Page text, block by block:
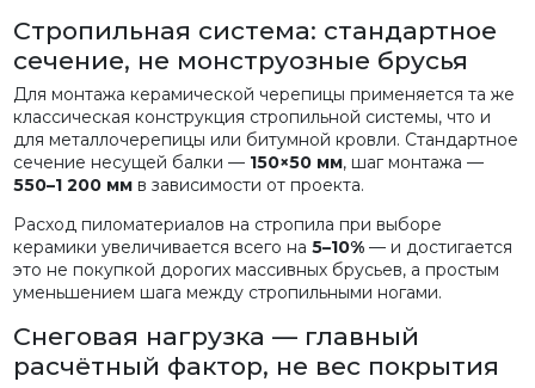
Стропильная система: стандартное
сечение, не монструозные брусья
Для монтажа керамической черепицы применяется та же
классическая конструкция стропильной системы, что и
для металлочерепицы или битумной кровли. Стандартное
сечение несущей балки — 150×50 мм, шаг монтажа —
550–1 200 ммв зависимости от проекта.
Расход пиломатериалов на стропила при выборе
керамики увеличивается всего на 5–10%— и достигается
это не покупкой дорогих массивных брусьев, а простым
уменьшением шага между стропильными ногами.
Снеговая нагрузка — главный
расчётный фактор, не вес покрытия